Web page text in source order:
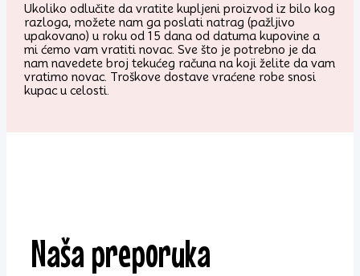
Ukoliko odlučite da vratite kupljeni proizvod iz bilo kog
razloga, možete nam ga poslati natrag (pažljivo
upakovano) u roku od 15 dana od datuma kupovine a
mi ćemo vam vratiti novac. Sve što je potrebno je da
nam navedete broj tekućeg računa na koji želite da vam
vratimo novac. Troškove dostave vraćene robe snosi
kupac u celosti.
Naša preporuka